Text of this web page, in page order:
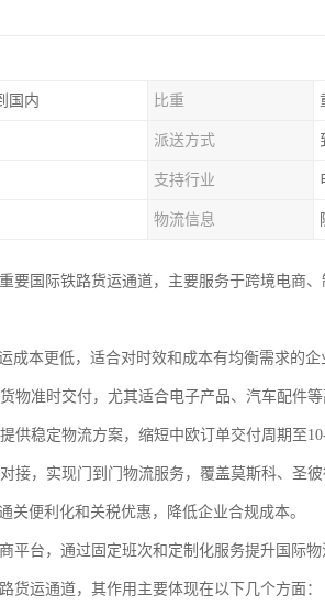
国内 比重
派送方式
支持行业
物流信息
要国际铁路货运通道，主要服务于跨境电商
成本更低，适合对时效和成本有均衡需求的企
物准时交付，尤其适合电子产品、汽车配件
供稳定物流方案，缩短中欧订单交付周期至
接，实现门到门物流服务，覆盖莫斯科、圣
关便利化和关税优惠，降低企业合规成本。
平台，通过固定班次和定制化服务提升国际物
货运通道，其作用主要体现在以下几个方面：